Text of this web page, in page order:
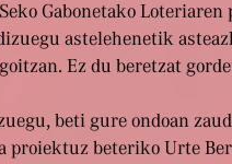
Gabonetako
astelehenetik
Ez du beretzat
beti gure ondoan
proiektuz beteriko Urte